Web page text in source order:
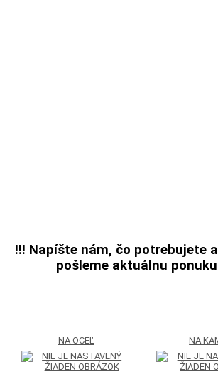
!!! Napíšte nám, čo potrebujete
pošleme aktuálnu
NA OCEĽ NA